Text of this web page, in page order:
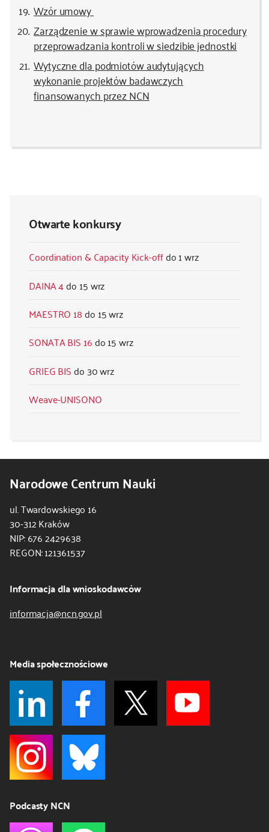
Otwarte konkursy
Coordination & Capacity Kick-off
1 wrz
DAINA 4
15 wrz
MAESTRO 18
15 wrz
SONATA BIS 16
15 wrz
GRIEG BIS
30 wrz
Weave-UNISONO
Wzór umowy
Zarządzenie w sprawie wprowadzenia procedury
przeprowadzania kontroli w siedzibie jednostki
Wytyczne dla podmiotów audytujących
wykonanie projektów badawczych
finansowanych przez NCN
Narodowe Centrum Nauki
ul. Twardowskiego 16
30-312 Kraków
NIP: 676 2429638
REGON: 121361537
Informacja dla wnioskodawców
informacja@ncn.gov.pl
Media społecznościowe
Podcasty NCN